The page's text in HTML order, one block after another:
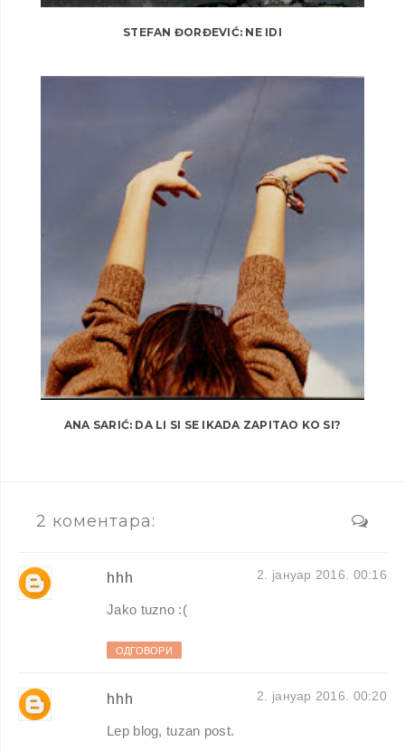
STEFAN ĐORĐEVIĆ: NE IDI
ANA SARIĆ: DA LI SI SE IKADA ZAPITAO KO SI?
2 коментара:
hhh 2. јануар 2016. 00:16
Jako tuzno :(
ОДГОВОРИ
hhh 2. јануар 2016. 00:20
Lep blog, tuzan post.